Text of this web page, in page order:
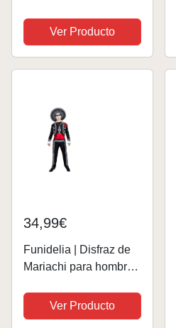
pantalones, camisa,
zombie, bob, máscara
de terror, película,
Ver Producto
34,99€
Funidelia | Disfraz de
Mariachi para hombre
Muertos, Terror -
Disfraz para adultos y
Ver Producto